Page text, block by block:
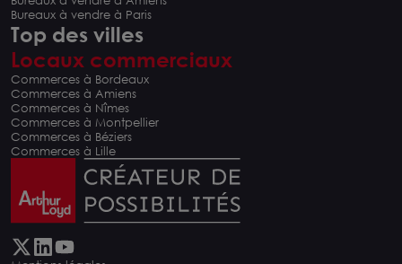
Bureaux à vendre à Paris
Top des villes
Locaux commerciaux
Commerces à Bordeaux
Commerces à Amiens
Commerces à Nîmes
Commerces à Montpellier
Commerces à Béziers
Commerces à Lille